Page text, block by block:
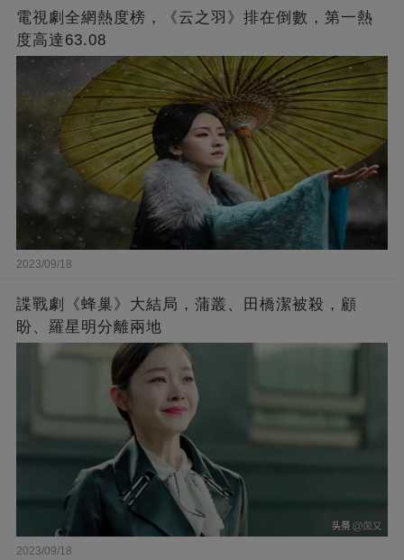
電視劇全網熱度榜，《云之羽》排在倒數，第一熱
度高達63.08
2023/09/18
諜戰劇《蜂巢》大結局，蒲叢、田橋潔被殺，顧
盼、羅星明分離兩地
2023/09/18